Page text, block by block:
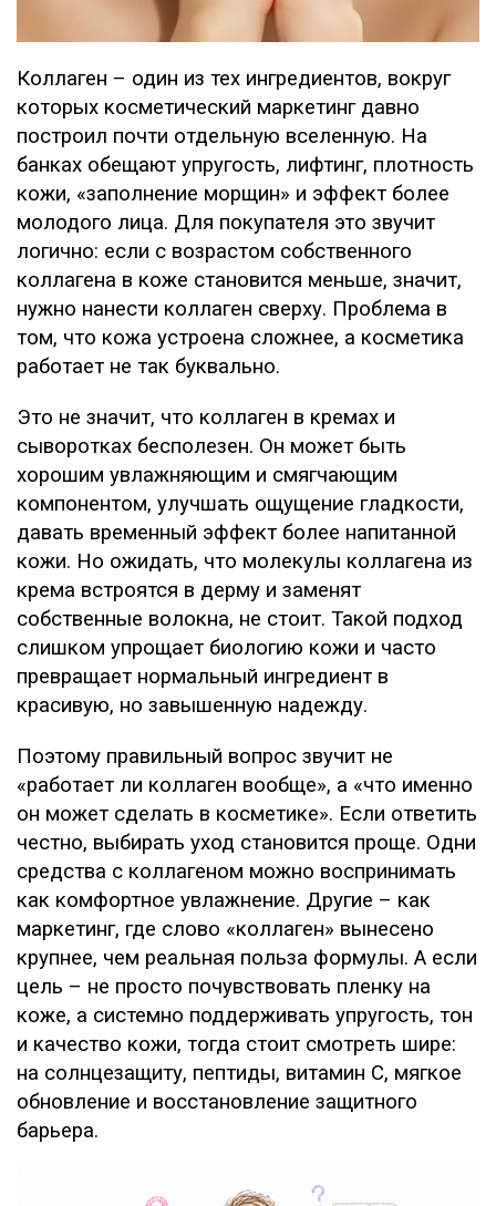
Коллаген – один из тех ингредиентов, вокруг
которых косметический маркетинг давно
построил почти отдельную вселенную. На
банках обещают упругость, лифтинг, плотность
кожи, «заполнение морщин» и эффект более
молодого лица. Для покупателя это звучит
логично: если с возрастом собственного
коллагена в коже становится меньше, значит,
нужно нанести коллаген сверху. Проблема в
том, что кожа устроена сложнее, а косметика
работает не так буквально.
Это не значит, что коллаген в кремах и
сыворотках бесполезен. Он может быть
хорошим увлажняющим и смягчающим
компонентом, улучшать ощущение гладкости,
давать временный эффект более напитанной
кожи. Но ожидать, что молекулы коллагена из
крема встроятся в дерму и заменят
собственные волокна, не стоит. Такой подход
слишком упрощает биологию кожи и часто
превращает нормальный ингредиент в
красивую, но завышенную надежду.
Поэтому правильный вопрос звучит не
«работает ли коллаген вообще», а «что именно
он может сделать в косметике». Если ответить
честно, выбирать уход становится проще. Одни
средства с коллагеном можно воспринимать
как комфортное увлажнение. Другие – как
маркетинг, где слово «коллаген» вынесено
крупнее, чем реальная польза формулы. А если
цель – не просто почувствовать пленку на
коже, а системно поддерживать упругость, тон
и качество кожи, тогда стоит смотреть шире:
на солнцезащиту, пептиды, витамин C, мягкое
обновление и восстановление защитного
барьера.